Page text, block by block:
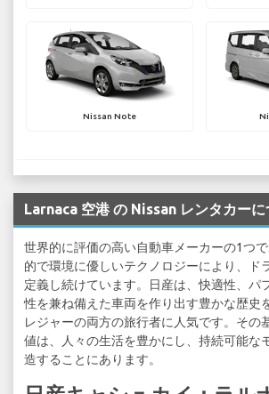
Nissan Note
Larnaca 空港 の Nissan レンタカーに
世界的に評価の高い自動車メーカーの1つ
的で環境に優しいテクノロジーにより、ド
定義し続けています。日産は、快適性、パ
性を兼ね備えた車両を作り出す豊かな歴史
レジャーの両方の旅行者に人気です。その
値は、人々の生活を豊かにし、持続可能な
造することにあります。